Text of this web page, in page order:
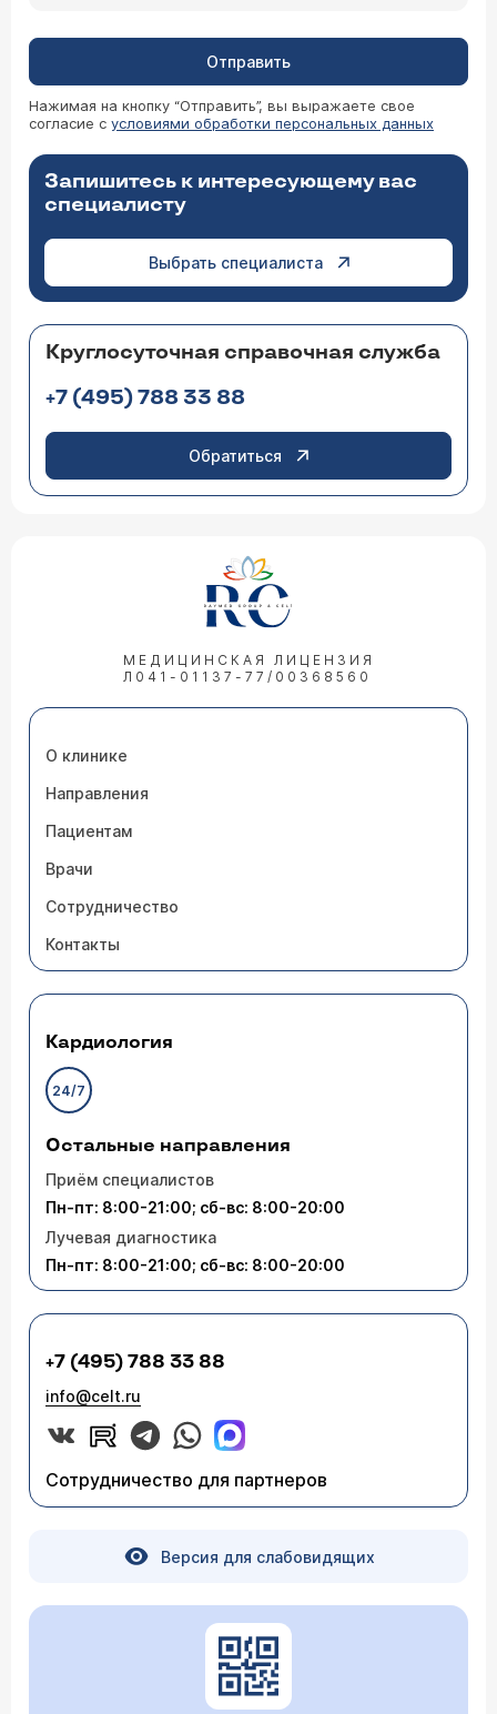
Отправить
Нажимая на кнопку “Отправить”, вы выражаете свое
согласие с условиями обработки персональных данных
Запишитесь к интересующему вас
специалисту
Выбрать специалиста
Круглосуточная справочная служба
+7 (495) 788 33 88
Обратиться
МЕДИЦИНСКАЯ ЛИЦЕНЗИЯ
Л041-01137-77/00368560
О клинике
Направления
Пациентам
Врачи
Сотрудничество
Контакты
Кардиология
24/7
Остальные направления
Приём специалистов
Пн-пт: 8:00-21:00; сб-вс: 8:00-20:00
Лучевая диагностика
Пн-пт: 8:00-21:00; сб-вс: 8:00-20:00
+7 (495) 788 33 88
info@celt.ru
Сотрудничество для партнеров
Версия для слабовидящих